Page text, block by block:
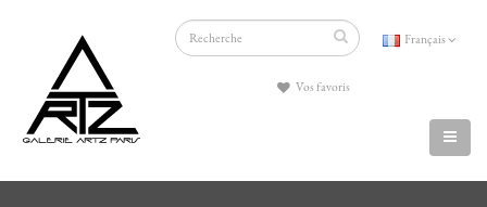
Français
Vos favoris